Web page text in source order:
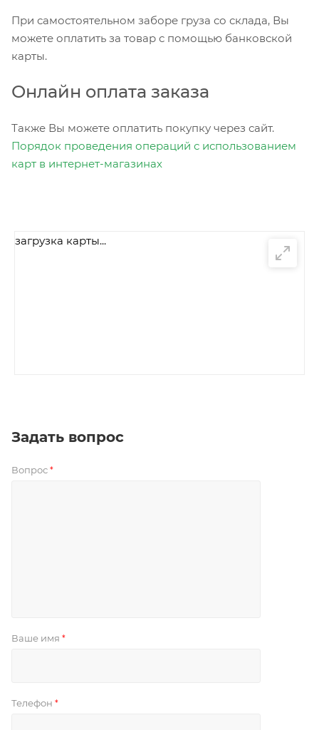
При самостоятельном заборе груза со склада, Вы
можете оплатить за товар с помощью банковской
карты.
Онлайн оплата заказа
Также Вы можете оплатить покупку через сайт.
Порядок проведения операций с использованием
карт в интернет-магазинах
загрузка карты...
Задать вопрос
Вопрос *
Ваше имя *
Телефон *